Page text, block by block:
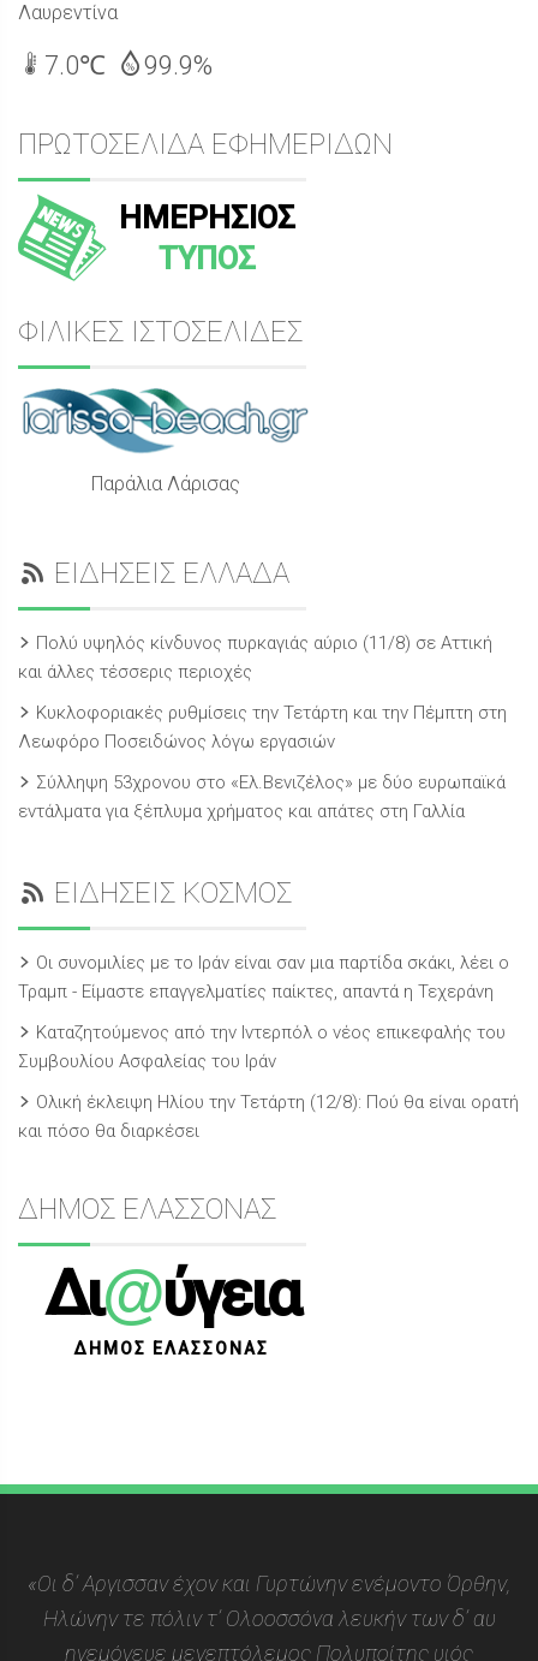
Λαυρεντίνα
7.0℃ 99.9%
ΠΡΩΤΟΣΕΛΙΔΑ ΕΦΗΜΕΡΙΔΩΝ
ΗΜΕΡΗΣΙΟΣ
ΤΥΠΟΣ
ΦΙΛΙΚΕΣ ΙΣΤΟΣΕΛΙΔΕΣ
Παράλια Λάρισας
ΕΙΔΗΣΕΙΣ ΕΛΛΑΔΑ
Πολύ υψηλός κίνδυνος πυρκαγιάς αύριο (11/8) σε Αττική
και άλλες τέσσερις περιοχές
Κυκλοφοριακές ρυθμίσεις την Τετάρτη και την Πέμπτη στη
Λεωφόρο Ποσειδώνος λόγω εργασιών
Σύλληψη 53χρονου στο «Ελ.Βενιζέλος» με δύο ευρωπαϊκά
εντάλματα για ξέπλυμα χρήματος και απάτες στη Γαλλία
ΕΙΔΗΣΕΙΣ ΚΟΣΜΟΣ
Οι συνομιλίες με το Ιράν είναι σαν μια παρτίδα σκάκι, λέει ο
Τραμπ - Είμαστε επαγγελματίες παίκτες, απαντά η Τεχεράνη
Καταζητούμενος από την Ιντερπόλ ο νέος επικεφαλής του
Συμβουλίου Ασφαλείας του Ιράν
Ολική έκλειψη Ηλίου την Τετάρτη (12/8): Πού θα είναι ορατή
και πόσο θα διαρκέσει
ΔΗΜΟΣ ΕΛΑΣΣΟΝΑΣ
Δι@ύγεια
ΔΗΜΟΣ ΕΛΑΣΣΟΝΑΣ
«Οι δ’ Αργισσαν έχον και Γυρτώνην ενέμοντο Όρθην,
Ηλώνην τε πόλιν τ’ Ολοοσσόνα λευκήν των δ’ αυ
ηγεμόνευε μενεπτόλεμος Πολυποίτης υιός